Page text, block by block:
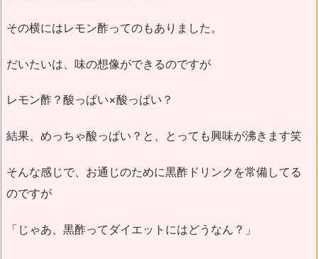
その横にはレモン酢ってのもありました。
だいたいは、味の想像ができるのですが
レモン酢？酸っぱい×酸っぱい？
結果、めっちゃ酸っぱい？と、とっても興味が沸きます笑
そんな感じで、お通じのために黒酢ドリンクを常備してる
のですが
「じゃあ、黒酢ってダイエットにはどうなん？」